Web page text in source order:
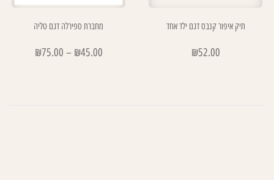
תיק איפור קנבס דגם ילד אחד
₪52.00
מחברת ספירלה דגם טליה
₪45.00
–
₪75.00